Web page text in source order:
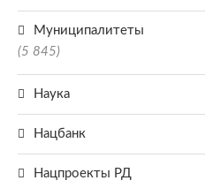
Муниципалитеты
(5 845)
Наука
Нацбанк
Нацпроекты РД